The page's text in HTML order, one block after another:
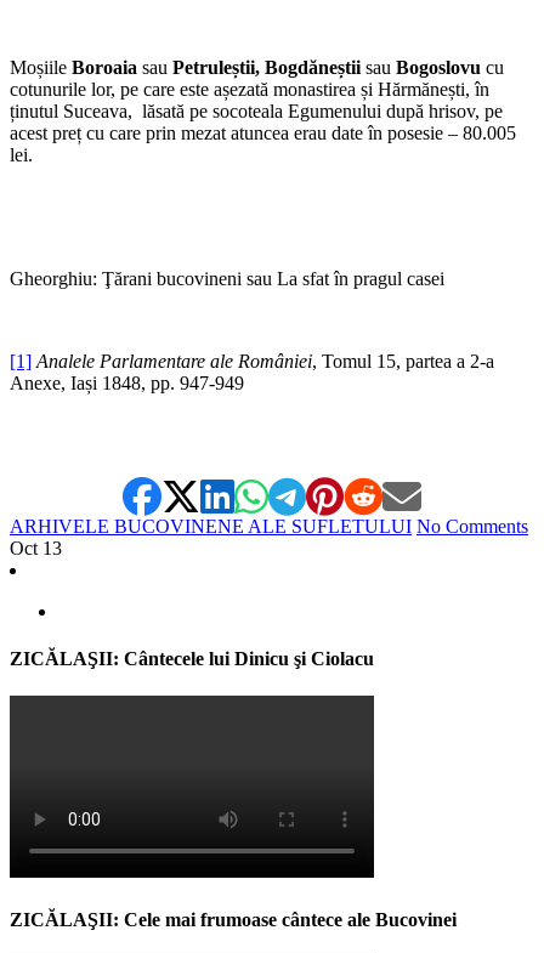
Moșiile Boroaia sau Petruleștii, Bogdăneștii sau Bogoslovu cu
cotunurile lor, pe care este așezată monastirea și Hărmănești, în
ținutul Suceava, lăsată pe socoteala Egumenului după hrisov, pe
acest preț cu care prin mezat atuncea erau date în posesie – 80.005
lei.
Gheorghiu: Ţărani bucovineni sau La sfat în pragul casei
[1] Analele Parlamentare ale României, Tomul 15, partea a 2-a
Anexe, Iași 1848, pp. 947-949
ARHIVELE BUCOVINENE ALE SUFLETULUI No Comments
Oct 13
ZICĂLAŞII: Cântecele lui Dinicu şi Ciolacu
ZICĂLAŞII: Cele mai frumoase cântece ale Bucovinei